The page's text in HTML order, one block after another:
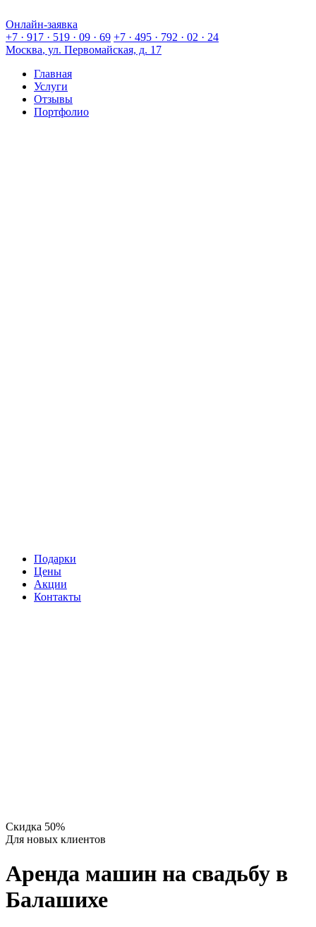
Онлайн-заявка
+7 · 917 · 519 · 09 · 69 +7 · 495 · 792 · 02 · 24
Москва, ул. Первомайская, д. 17
Главная
Услуги
Отзывы
Портфолио
Подарки
Цены
Акции
Контакты
Скидка 50%
Для новых клиентов
Аренда машин на свадьбу в
Балашихе